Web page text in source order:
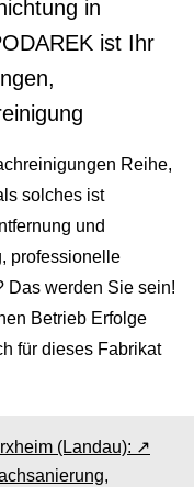
in
ist Ihr
Reihe,
solches ist
und
professionelle
Das werden Sie sein!
Betrieb Erfolge
für dieses Fabrikat
(Landau): ↗️